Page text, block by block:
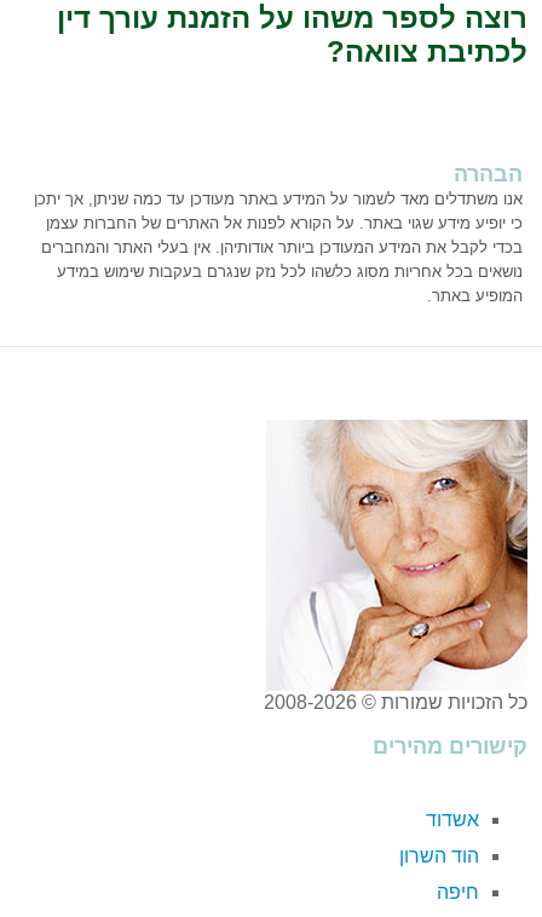
רוצה לספר משהו על הזמנת עורך דין
לכתיבת צוואה?
הבהרה
אנו משתדלים מאד לשמור על המידע באתר מעודכן עד כמה שניתן, אך יתכן
כי יופיע מידע שגוי באתר. על הקורא לפנות אל האתרים של החברות עצמן
בכדי לקבל את המידע המעודכן ביותר אודותיהן. אין בעלי האתר והמחברים
נושאים בכל אחריות מסוג כלשהו לכל נזק שנגרם בעקבות שימוש במידע
המופיע באתר.
כל הזכויות שמורות © 2008-2026
קישורים מהירים
אשדוד
הוד השרון
חיפה